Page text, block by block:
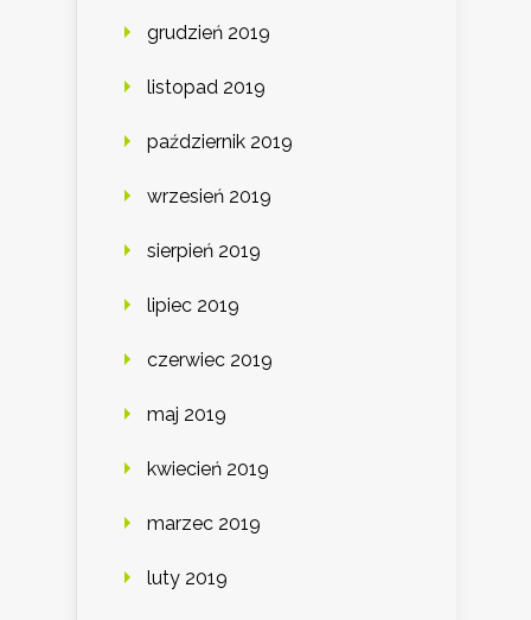
grudzień 2019
listopad 2019
październik 2019
wrzesień 2019
sierpień 2019
lipiec 2019
czerwiec 2019
maj 2019
kwiecień 2019
marzec 2019
luty 2019